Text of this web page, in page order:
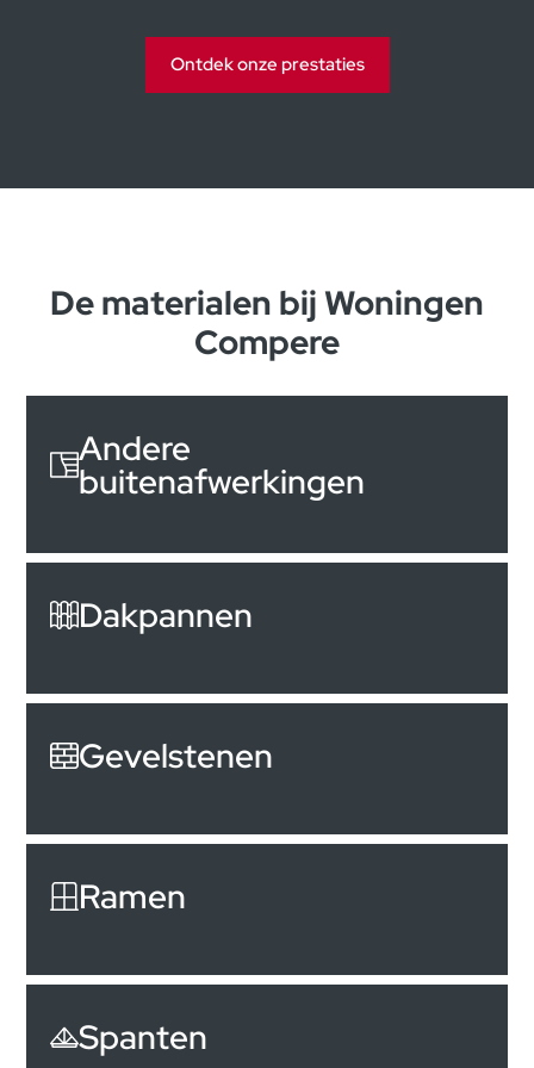
Ontdek onze prestaties
De materialen bij Woningen
Compere
Andere
buitenafwerkingen
Dakpannen
Gevelstenen
Ramen
Spanten